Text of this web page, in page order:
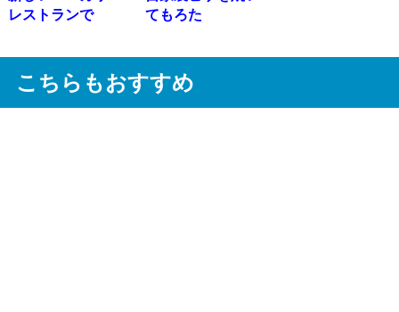
レストランで
てもろた
こちらもおすすめ